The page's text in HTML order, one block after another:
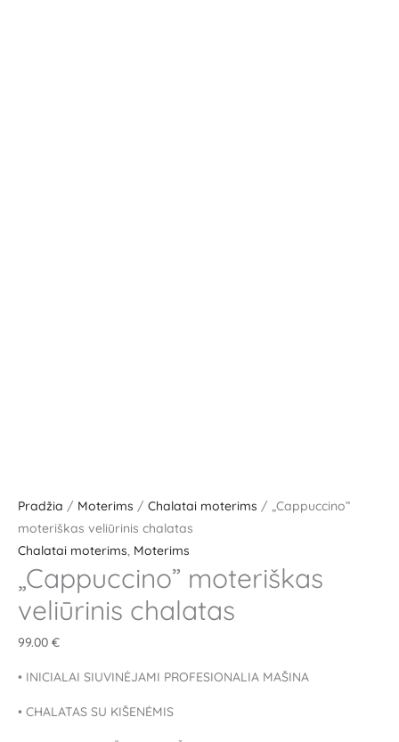
Pradžia / Moterims / Chalatai moterims / „Cappuccino”
moteriškas veliūrinis chalatas
Chalatai moterims, Moterims
„Cappuccino” moteriškas
veliūrinis chalatas
99.00 €
• INICIALAI SIUVINĖJAMI PROFESIONALIA MAŠINA
• CHALATAS SU KIŠENĖMIS